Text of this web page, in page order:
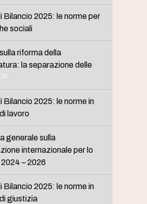
Bilancio 2025: le norme per
sociali
riforma della
la separazione delle
Bilancio 2025: le norme in
lavoro
generale sulla
internazionale per lo
– 2026
Bilancio 2025: le norme in
giustizia